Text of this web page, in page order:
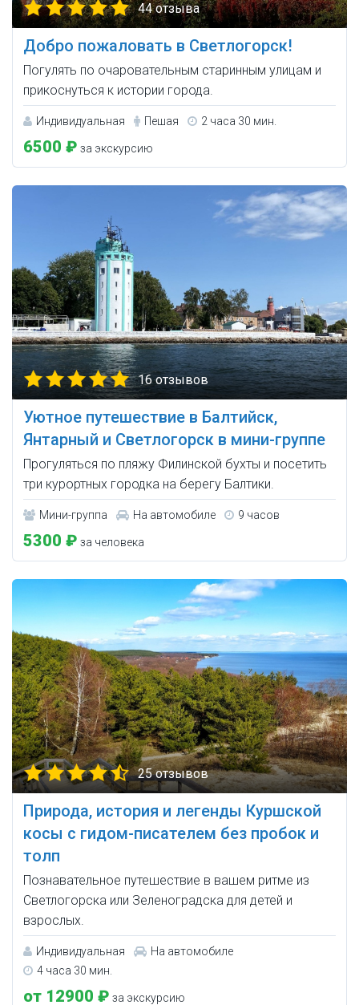
44 отзыва
Добро пожаловать в Светлогорск!
Погулять по очаровательным старинным улицам и
прикоснуться к истории города.
Индивидуальная Пешая 2 часа 30 мин.
6500 ₽ за экскурсию
16 отзывов
Уютное путешествие в Балтийск,
Янтарный и Светлогорск в мини-группе
Прогуляться по пляжу Филинской бухты и посетить
три курортных городка на берегу Балтики.
Мини-группа На автомобиле 9 часов
5300 ₽ за человека
25 отзывов
Природа, история и легенды Куршской
косы с гидом-писателем без пробок и
толп
Познавательное путешествие в вашем ритме из
Светлогорска или Зеленоградска для детей и
взрослых.
Индивидуальная
На автомобиле
4 часа 30 мин.
от 12900 ₽ за экскурсию